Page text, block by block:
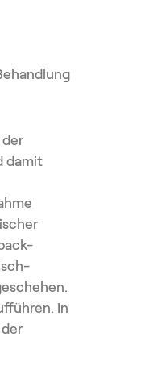
damit
In